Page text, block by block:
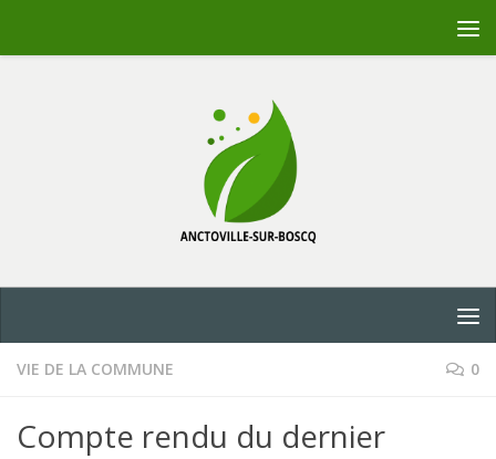
VIE DE LA COMMUNE 0
Compte rendu du dernier